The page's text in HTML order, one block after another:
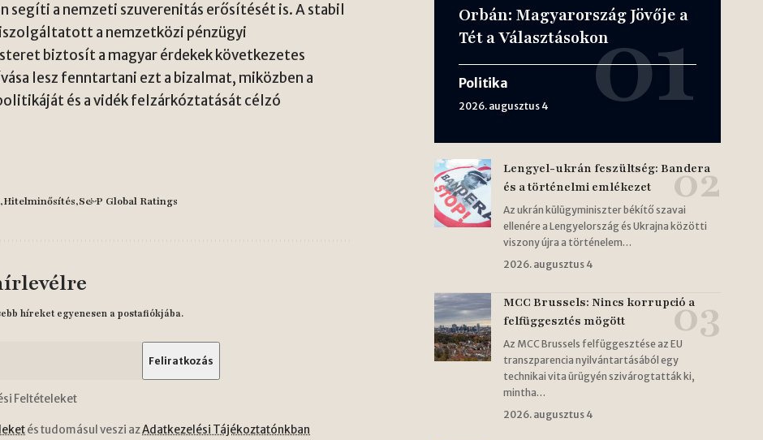
a nemzeti szuverenitás erősítését is. A stabil
a nemzetközi pénzügyi
biztosít a magyar érdekek következetes
lesz fenntartani ezt a bizalmat, miközben a
és a vidék felzárkóztatását célzó
Hitelminősítés S&P Global Ratings
híreket egyenesen a postafiókjába.
Feltételeket
és tudomásul veszi azAdatkezelési Tájékoztatónkban
Orbán: Magyarország Jövője a
Tét a Választásokon
Politika
2026. augusztus 4
Lengyel-ukrán feszültség: Bandera
és a történelmi emlékezet
Az ukrán külügyminiszter békítő szavai
ellenére a Lengyelország és Ukrajna közötti
viszony újra a történelem…
2026. augusztus 4
MCC Brussels: Nincs korrupció a
felfüggesztés mögött
Az MCC Brussels felfüggesztése az EU
transzparencia nyilvántartásából egy
technikai vita ürügyén szivárogtatták ki,
mintha…
2026. augusztus 4